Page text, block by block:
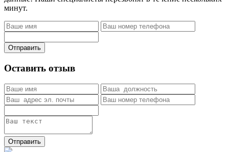
минут.
Отправить
Оставить отзыв
Отправить